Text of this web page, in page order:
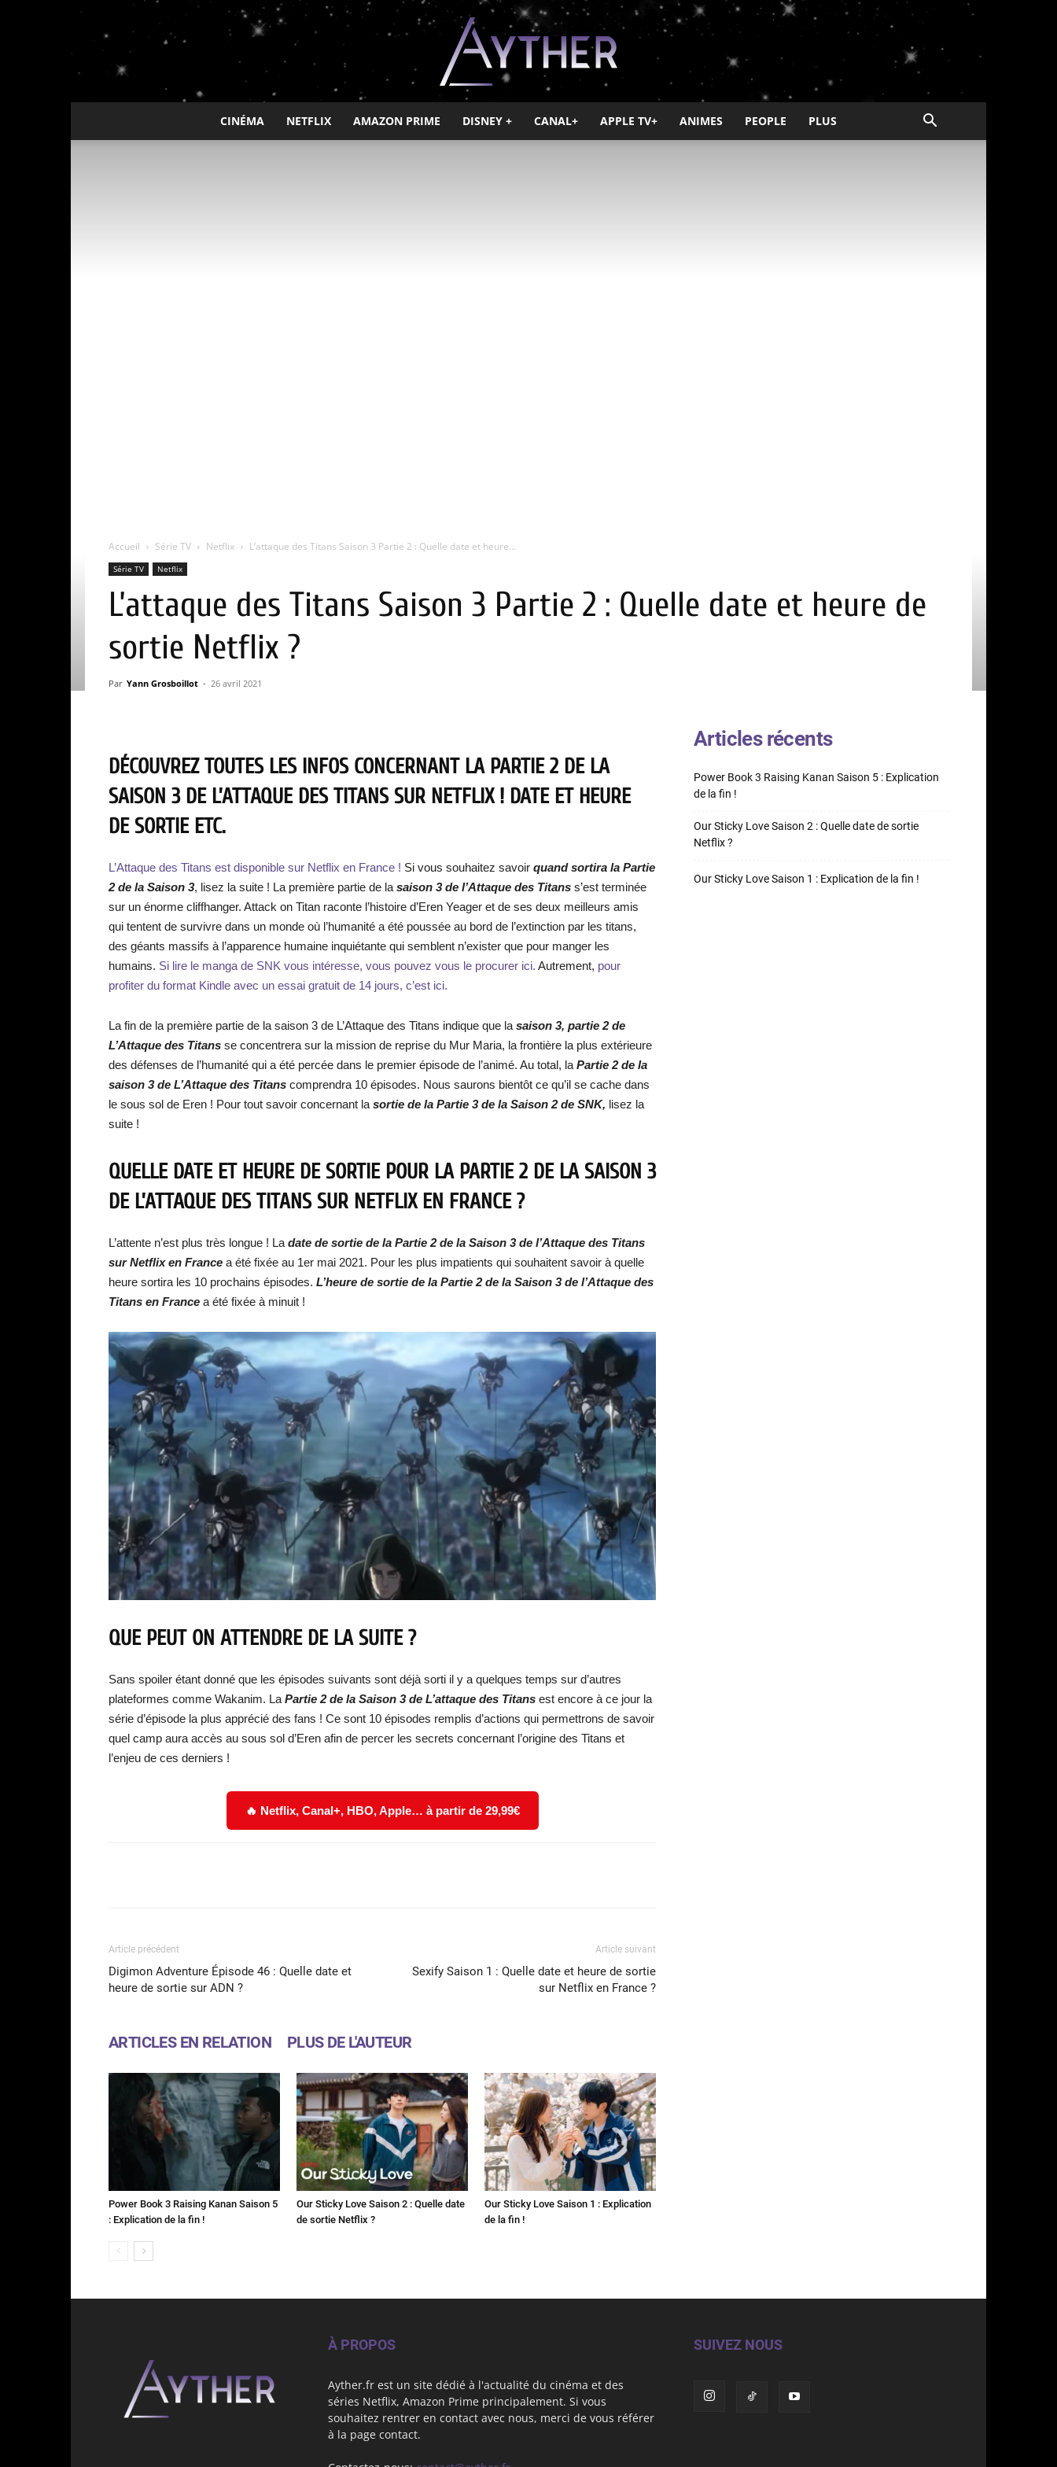
Ayther
CINÉMA NETFLIX AMAZON PRIME DISNEY + CANAL+ APPLE TV+ ANIMES PEOPLE PLUS
Accueil Série TV Netflix L’attaque des Titans Saison 3 Partie 2 : Quelle date et heure...
Série TV Netflix
L’attaque des Titans Saison 3 Partie 2 : Quelle date et heure de
sortie Netflix ?
Par Yann Grosboillot - 26 avril 2021
DÉCOUVREZ TOUTES LES INFOS CONCERNANT LA PARTIE 2 DE LA
SAISON 3 DE L’ATTAQUE DES TITANS SUR NETFLIX ! DATE ET HEURE
DE SORTIE ETC.
L’Attaque des Titans est disponible sur Netflix en France ! Si vous souhaitez savoir quand sortira la Partie
2 de la Saison 3, lisez la suite ! La première partie de la saison 3 de l’Attaque des Titans s’est terminée
sur un énorme cliffhanger. Attack on Titan raconte l’histoire d’Eren Yeager et de ses deux meilleurs amis
qui tentent de survivre dans un monde où l’humanité a été poussée au bord de l’extinction par les titans,
des géants massifs à l’apparence humaine inquiétante qui semblent n’exister que pour manger les
humains. Si lire le manga de SNK vous intéresse, vous pouvez vous le procurer ici. Autrement, pour
profiter du format Kindle avec un essai gratuit de 14 jours, c’est ici.
La fin de la première partie de la saison 3 de L’Attaque des Titans indique que la saison 3, partie 2 de
L’Attaque des Titans se concentrera sur la mission de reprise du Mur Maria, la frontière la plus extérieure
des défenses de l’humanité qui a été percée dans le premier épisode de l’animé. Au total, la Partie 2 de la
saison 3 de L’Attaque des Titans comprendra 10 épisodes. Nous saurons bientôt ce qu’il se cache dans
le sous sol de Eren ! Pour tout savoir concernant la sortie de la Partie 3 de la Saison 2 de SNK, lisez la
suite !
QUELLE DATE ET HEURE DE SORTIE POUR LA PARTIE 2 DE LA SAISON 3
DE L’ATTAQUE DES TITANS SUR NETFLIX EN FRANCE ?
L’attente n’est plus très longue ! La date de sortie de la Partie 2 de la Saison 3 de l’Attaque des Titans
sur Netflix en France a été fixée au 1er mai 2021. Pour les plus impatients qui souhaitent savoir à quelle
heure sortira les 10 prochains épisodes. L’heure de sortie de la Partie 2 de la Saison 3 de l’Attaque des
Titans en France a été fixée à minuit !
QUE PEUT ON ATTENDRE DE LA SUITE ?
Sans spoiler étant donné que les épisodes suivants sont déjà sorti il y a quelques temps sur d’autres
plateformes comme Wakanim. La Partie 2 de la Saison 3 de L’attaque des Titans est encore à ce jour la
série d’épisode la plus apprécié des fans ! Ce sont 10 épisodes remplis d’actions qui permettrons de savoir
quel camp aura accès au sous sol d’Eren afin de percer les secrets concernant l’origine des Titans et
l’enjeu de ces derniers !
🔥 Netflix, Canal+, HBO, Apple… à partir de 29,99€
Article précédent
Digimon Adventure Épisode 46 : Quelle date et
heure de sortie sur ADN ?
Article suivant
Sexify Saison 1 : Quelle date et heure de sortie
sur Netflix en France ?
ARTICLES EN RELATION PLUS DE L'AUTEUR
Power Book 3 Raising Kanan Saison 5
: Explication de la fin !
Our Sticky Love Saison 2 : Quelle date
de sortie Netflix ?
Our Sticky Love Saison 1 : Explication
de la fin !
Articles récents
Power Book 3 Raising Kanan Saison 5 : Explication
de la fin !
Our Sticky Love Saison 2 : Quelle date de sortie
Netflix ?
Our Sticky Love Saison 1 : Explication de la fin !
À PROPOS
Ayther.fr est un site dédié à l'actualité du cinéma et des
séries Netflix, Amazon Prime principalement. Si vous
souhaitez rentrer en contact avec nous, merci de vous référer
à la page contact.
SUIVEZ NOUS